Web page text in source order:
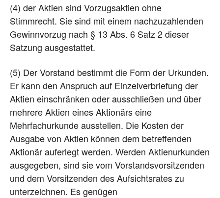
(4) der Aktien sind Vorzugsaktien ohne
Stimmrecht. Sie sind mit einem nachzuzahlenden
Gewinnvorzug nach § 13 Abs. 6 Satz 2 dieser
Satzung ausgestattet.
(5) Der Vorstand bestimmt die Form der Urkunden.
Er kann den Anspruch auf Einzelverbriefung der
Aktien einschränken oder ausschließen und über
mehrere Aktien eines Aktionärs eine
Mehrfachurkunde ausstellen. Die Kosten der
Ausgabe von Aktien können dem betreffenden
Aktionär auferlegt werden. Werden Aktienurkunden
ausgegeben, sind sie vom Vorstandsvorsitzenden
und dem Vorsitzenden des Aufsichtsrates zu
unterzeichnen. Es genügen